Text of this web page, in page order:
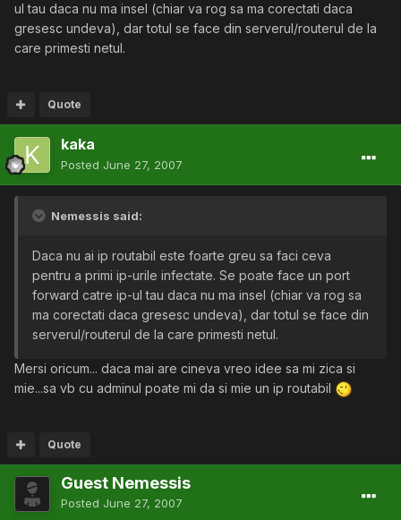
ul tau daca nu ma insel (chiar va rog sa ma corectati daca
gresesc undeva), dar totul se face din serverul/routerul de la
care primesti netul.
Quote
kaka
Posted June 27, 2007
Nemessis said:
Daca nu ai ip routabil este foarte greu sa faci ceva
pentru a primi ip-urile infectate. Se poate face un port
forward catre ip-ul tau daca nu ma insel (chiar va rog sa
ma corectati daca gresesc undeva), dar totul se face din
serverul/routerul de la care primesti netul.
Mersi oricum... daca mai are cineva vreo idee sa mi zica si
mie...sa vb cu adminul poate mi da si mie un ip routabil
Quote
Guest Nemessis
Posted June 27, 2007